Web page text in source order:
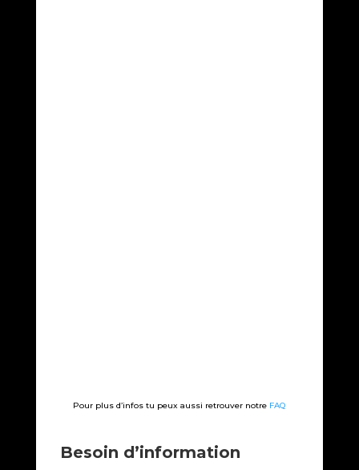
Pour plus d’infos tu peux aussi retrouver notre FAQ
Besoin d’information